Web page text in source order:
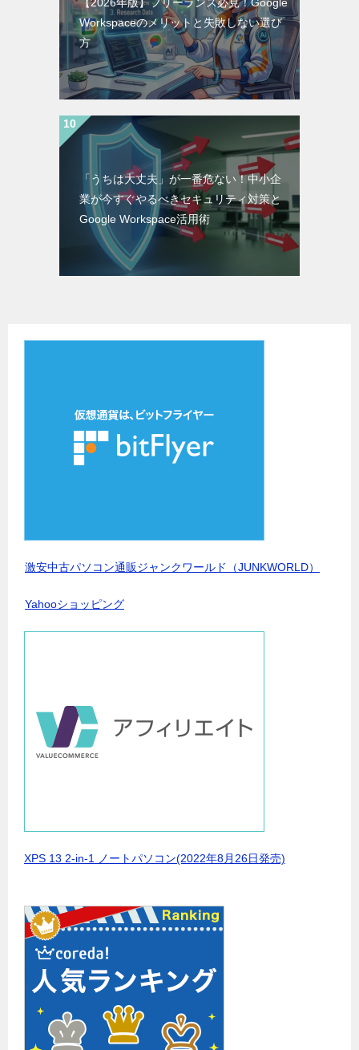
Workspaceのメリットと失敗しない選び
方
「うちは大丈夫」が一番危ない！中小企
業が今すぐやるべきセキュリティ対策と
Google Workspace活用術
激安中古パソコン通販ジャンクワールド（JUNKWORLD）
Yahooショッピング
XPS 13 2-in-1 ノートパソコン(2022年8月26日発売)